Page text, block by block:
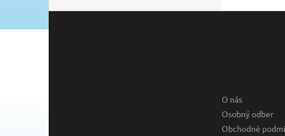
á
O nás
Osobný odber
Obchodné